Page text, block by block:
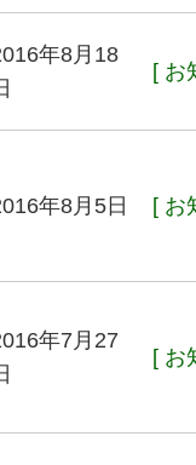
年8月18
[ お
年8月5日 [ お
年7月27
[ お